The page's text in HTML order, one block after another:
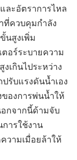
ละอัตราการไหล
ที่ควบคุมกำลัง
นสูงเพิ่ม
ตอร์ระบายความ
เกินไประหว่าง
รับแรงดันน้ำเอง
องการพ่นน้ำให้
อกจากนี้ด้ามจับ
ารใช้งาน
วามเมื่อยล้าให้